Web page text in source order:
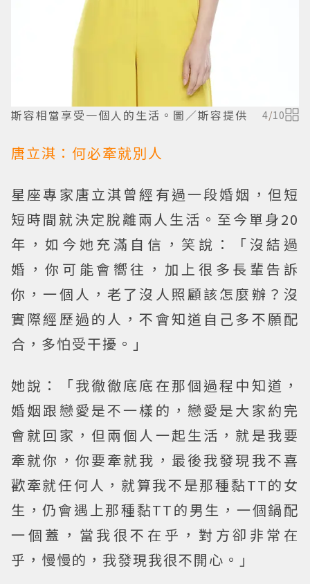
斯容相當享受一個人的生活。圖／斯容提供 4/10
唐立淇：何必牽就別人
星座專家唐立淇曾經有過一段婚姻，但短
短時間就決定脫離兩人生活。 至今單身20
年，如今她充滿自信，笑說：「沒結過
婚，你可能會嚮往，加上很多長輩告訴
你，一個人，老了沒人照顧該怎麼辦？沒
實際經歷過的人，不會知道自己多不願配
合，多怕受干擾。」
她說：「我徹徹底底在那個過程中知道，
婚姻跟戀愛是不一樣的，戀愛是大家約完
會就回家，但兩個人一起生活，就是我要
牽就你，你要牽就我，最後我發現我不喜
歡牽就任何人，就算我不是那種黏TT的女
生，仍會遇上那種黏TT的男生，一個鍋配
一個蓋，當我很不在乎，對方卻非常在
乎，慢慢的，我發現我很不開心。」